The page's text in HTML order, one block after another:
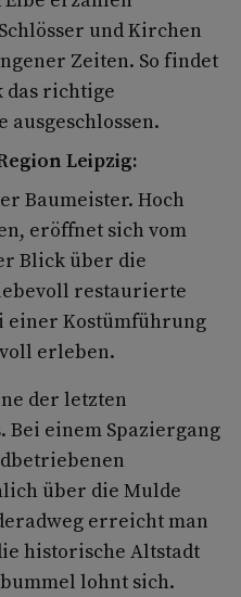
und Kirchen
Zeiten. So findet
das richtige
ausgeschlossen.
Leipzig:
Baumeister. Hoch
eröffnet sich vom
Blick über die
restaurierte
einer Kostümführung
erleben.
der letzten
Bei einem Spaziergang
über die Mulde
erreicht man
historische Altstadt
lohnt sich.